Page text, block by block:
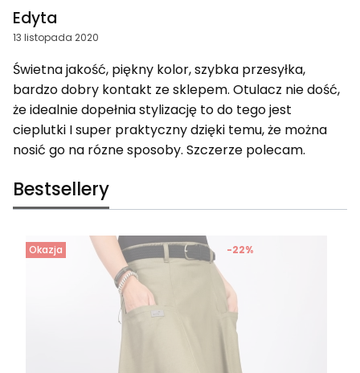
Edyta
13 listopada 2020
Świetna jakość, piękny kolor, szybka przesyłka,
bardzo dobry kontakt ze sklepem. Otulacz nie dość,
że idealnie dopełnia stylizację to do tego jest
cieplutki I super praktyczny dzięki temu, że można
nosić go na rózne sposoby. Szczerze polecam.
Bestsellery
Okazja -22%